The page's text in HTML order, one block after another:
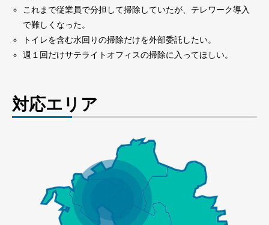
これまで従業員で分担して掃除していたが、テレワーク導入
で難しくなった。
トイレを含む水回りの掃除だけを外部委託したい。
週１回だけサテライトオフィスの掃除に入ってほしい。
対応エリア